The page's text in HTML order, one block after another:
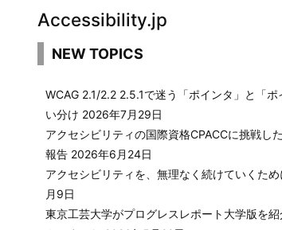
Accessibility.jp
NEW TOPICS
WCAG 2.1/2.2 2.5.1で迷う「ポインタ」と「ポ
い分け 2026年7月29日
アクセシビリティの国際資格CPACCに挑戦し
報告 2026年6月24日
アクセシビリティを、無理なく続けていくため
月9日
東京工芸大学がプログレスレポート大学版を